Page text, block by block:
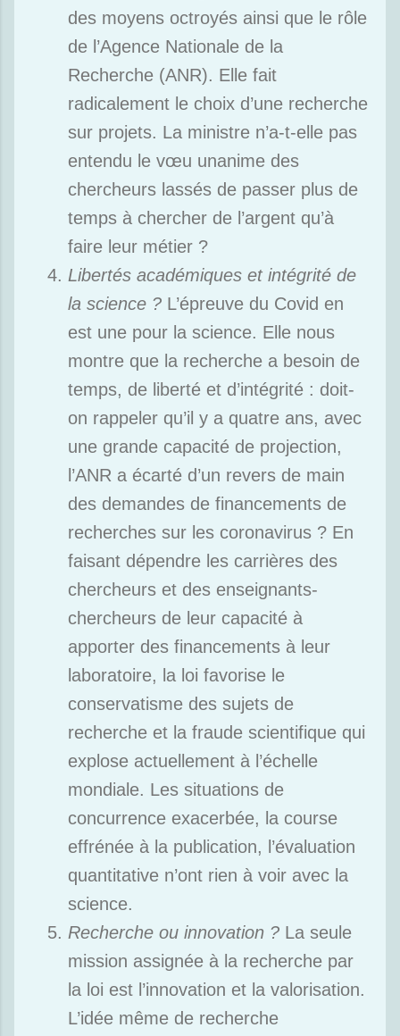
des moyens octroyés ainsi que le rôle
de l’Agence Nationale de la
Recherche (ANR). Elle fait
radicalement le choix d’une recherche
sur projets. La ministre n’a-t-elle pas
entendu le vœu unanime des
chercheurs lassés de passer plus de
temps à chercher de l’argent qu’à
faire leur métier ?
Libertés académiques et intégrité de
la science ? L’épreuve du Covid en
est une pour la science. Elle nous
montre que la recherche a besoin de
temps, de liberté et d’intégrité : doit-
on rappeler qu’il y a quatre ans, avec
une grande capacité de projection,
l’ANR a écarté d’un revers de main
des demandes de financements de
recherches sur les coronavirus ? En
faisant dépendre les carrières des
chercheurs et des enseignants-
chercheurs de leur capacité à
apporter des financements à leur
laboratoire, la loi favorise le
conservatisme des sujets de
recherche et la fraude scientifique qui
explose actuellement à l’échelle
mondiale. Les situations de
concurrence exacerbée, la course
effrénée à la publication, l’évaluation
quantitative n’ont rien à voir avec la
science.
Recherche ou innovation ? La seule
mission assignée à la recherche par
la loi est l’innovation et la valorisation.
L’idée même de recherche